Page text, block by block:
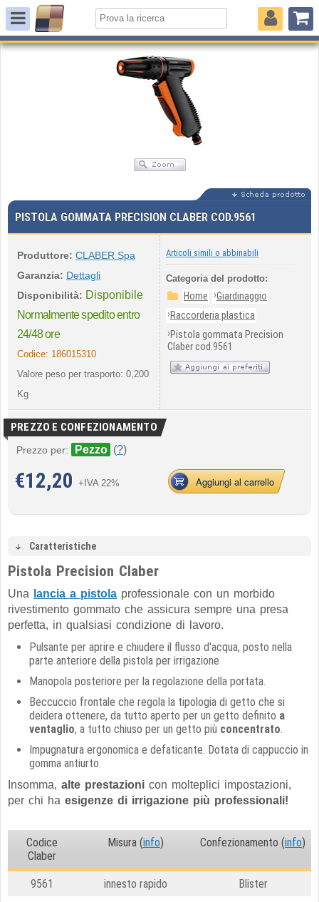
PISTOLA GOMMATA PRECISION CLABER COD.9561
Produttore: CLABER Spa
Garanzia: Dettagli
Disponibilità: Disponibile
Normalmente spedito entro
24/48 ore
Codice: 186015310
Valore peso per trasporto: 0,200
Kg
Articoli simili o abbinabili
Categoria del prodotto:
Home ›Giardinaggio
›Raccorderia plastica
›Pistola gommata Precision
Claber cod.9561
PREZZO E CONFEZIONAMENTO
Prezzo per: Pezzo (?)
€12,20 +IVA 22% Aggiungi al carrello
Caratteristiche
Pistola Precision Claber
Una lancia a pistola professionale con un morbido
rivestimento gommato che assicura sempre una presa
perfetta, in qualsiasi condizione di lavoro.
Pulsante per aprire e chiudere il flusso d'acqua, posto nella
parte anteriore della pistola per irrigazione
Manopola posteriore per la regolazione della portata.
Beccuccio frontale che regola la tipologia di getto che si
deidera ottenere, da tutto aperto per un getto definito a
ventaglio, a tutto chiuso per un getto più concentrato.
Impugnatura ergonomica e defaticante. Dotata di cappuccio in
gomma antiurto.
Insomma, alte prestazioni con molteplici impostazioni,
per chi ha esigenze di irrigazione più professionali!
Codice
Claber
Misura (info) Confezionamento (info)
9561 innesto rapido Blister